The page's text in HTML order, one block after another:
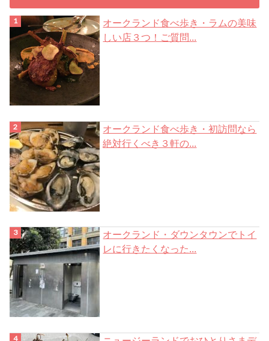
オークランド食べ歩き・ラムの美味
しい店３つ！ご質問...
オークランド食べ歩き・初訪問なら
絶対行くべき３軒の...
オークランド・ダウンタウンでトイ
レに行きたくなった...